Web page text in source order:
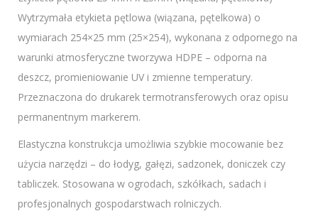
Wytrzymała etykieta pętlowa (wiązana, pętelkowa) o
wymiarach 254×25 mm (25×254), wykonana z odpornego na
warunki atmosferyczne tworzywa HDPE – odporna na
deszcz, promieniowanie UV i zmienne temperatury.
Przeznaczona do drukarek termotransferowych oraz opisu
permanentnym markerem.
Elastyczna konstrukcja umożliwia szybkie mocowanie bez
użycia narzędzi – do łodyg, gałęzi, sadzonek, doniczek czy
tabliczek. Stosowana w ogrodach, szkółkach, sadach i
profesjonalnych gospodarstwach rolniczych.